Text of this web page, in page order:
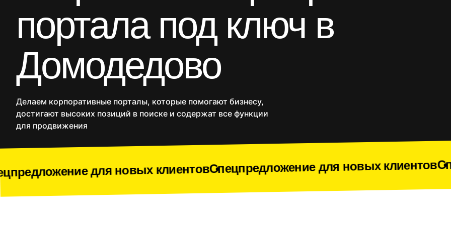
Порталы
Разработка на Laravel
Продакшн
Дополнительные услуги
Сайты
портала под ключ в
Домодедово
Делаем корпоративные порталы, которые помогают бизнесу,
достигают высоких позиций в поиске и содержат все функции
для продвижения
для новых клиентовСпецпредложение для новых клиентов